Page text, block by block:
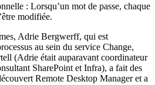
: Lorsqu’un mot de passe, chaque
modifiée.
Adrie Bergwerff, qui est
au sein du service Change,
(Adrie était auparavant coordinateur
SharePoint et Infra), a fait des
Remote Desktop Manager et a